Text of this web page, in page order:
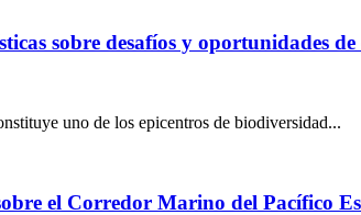
sobre desafíos y oportunidades
uno de los epicentros de biodiversidad...
el Corredor Marino del Pacífico